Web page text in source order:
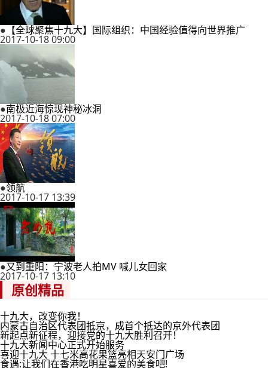
● 【全球聚焦十九大】国际组织：中国经验值得向世界推广
2017-10-18 09:00
●南极近海惊现神秘冰洞
2017-10-18 07:00
●领航
2017-10-17 13:39
●又到重阳：宁波老人拍MV 喊儿女回家
2017-10-17 13:10
原创精品
十九大，改变你我！
内蒙古自治区代表团抵京，成首个抵达的京外代表团
新起点新征程，迎接党的十九大胜利召开！
十九大新闻中心正式开始服务
喜迎十九大 十七米高花果篮亮相天安门广场
食遇:让我们在香港吃明星喜爱的美食吧!